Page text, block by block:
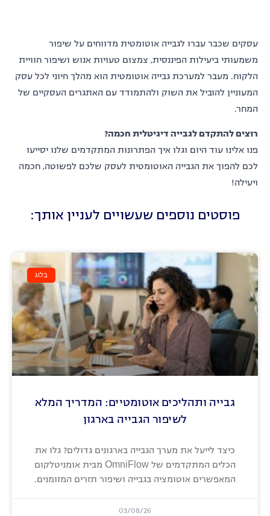
עסקים שכבר עברו לגבייה אוטומטית מדווחים על שיפור
משמעותי ביעילות הפיננסית, צמצום טעויות אנוש ושיפור חוויית
הלקוח. מעבר למערכת גבייה אוטומטית הוא מהלך חיוני לכל עסק
המעוניין להוביל את השוק ולהתמודד עם האתגרים העסקיים של
המחר.
רוצים להתקדם לגבייה דיגיטלית חכמה?
פנו אלינו עוד היום וגלו איך הפתרונות המתקדמים שלנו יסייעו
לכם להפוך את הגבייה האוטומטית לעסק שלכם לפשוטה, חכמה
ויעילה!
פוסטים נוספים שעשויים לעניין אותך:
בלוג
גבייה ותהליכים אוטומטיים: המדריך המלא
לשיפור הגבייה בארגון
כיצד לייעל את מערך הגבייה בארגונים גדולים? גלו את
הכלים המתקדמים של OmniFlow מבית אומניטלקום
המאפשרים אוטומציה בגבייה ושיפור תזרים המזומנים.
03/08/26